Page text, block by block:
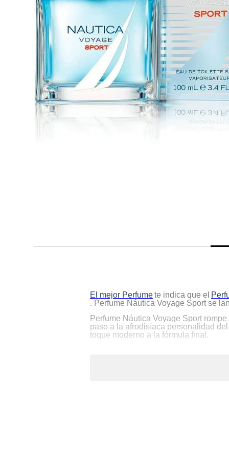
lácteos y refrigerados
cuidado del bebé
mascotas
El mejor Perfumete indica que el
. Perfume Náutica Voyage Sport se
Perfume Náutica Voyage Sport
paso a la afrodisíaca personalidad
toque moderno a la fórmula final.
Los cortes perfectos para sus
deslumbrante gracias a su
Mantequilla